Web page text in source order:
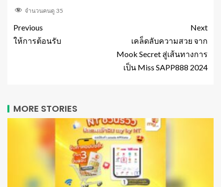
จำนวนคนดู 35
Previous
ให้การต้อนรับ
Next
เคล็ดลับความสวย จาก
Mook Secret สู่เส้นทางการ
เป็น Miss SAPP888 2024
MORE STORIES